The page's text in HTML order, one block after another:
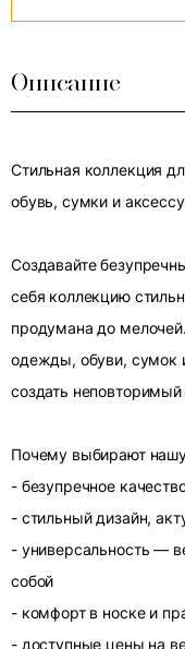
Описание
Стильная коллекция
обувь, сумки и
Создавайте
себя коллекцию
продумана до
одежды, обуви, сумок
создать
Почему выбирают
- безупречное
- стильный дизайн,
- универсальность —
собой
- комфорт в носке и
- доступные цены на